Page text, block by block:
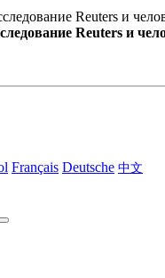
Reuters и
Français Deutsche 中文